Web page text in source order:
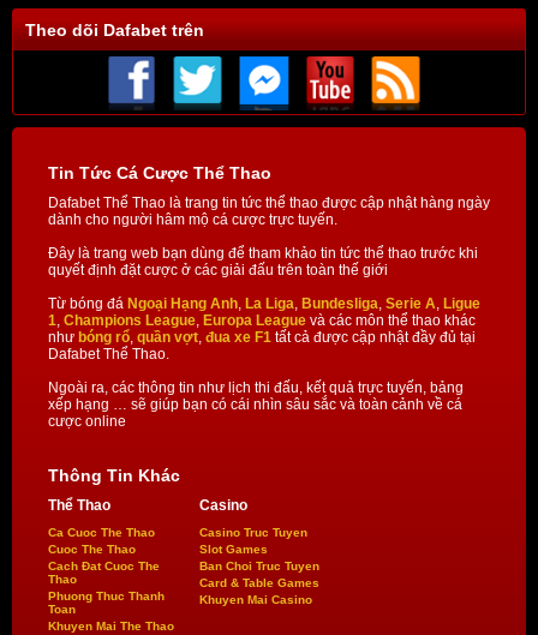
Theo dõi Dafabet trên
Tin Tức Cá Cược Thể Thao
Dafabet Thể Thao là trang tin tức thể thao được cập nhật hàng ngày
dành cho người hâm mộ cá cược trực tuyến.
Đây là trang web bạn dùng để tham khảo tin tức thể thao trước khi
quyết định đặt cược ở các giải đấu trên toàn thế giới
Từ bóng đá Ngoại Hạng Anh, La Liga, Bundesliga, Serie A, Ligue
1, Champions League, Europa League và các môn thể thao khác
như bóng rổ, quần vợt, đua xe F1 tất cả được cập nhật đầy đủ tại
Dafabet Thể Thao.
Ngoài ra, các thông tin như lịch thi đấu, kết quả trực tuyến, bảng
xếp hạng … sẽ giúp bạn có cái nhìn sâu sắc và toàn cảnh về cá
cược online
Thông Tin Khác
Thể Thao
Ca Cuoc The Thao
Cuoc The Thao
Cach Đat Cuoc The
Thao
Phuong Thuc Thanh
Toan
Khuyen Mai The Thao
Casino
Casino Truc Tuyen
Slot Games
Ban Choi Truc Tuyen
Card & Table Games
Khuyen Mai Casino